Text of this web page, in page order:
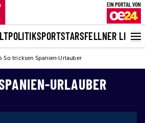
POLITIKSPORTSTARSFELLNER LIVE
So tricksen Spanien-Urlauber
URLAUBER